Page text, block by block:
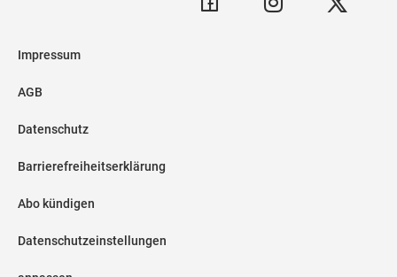
Impressum
AGB
Datenschutz
Barrierefreiheitserklärung
Abo kündigen
Datenschutzeinstellungen